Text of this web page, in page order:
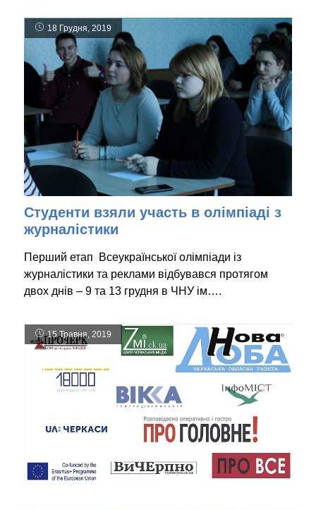
18 Грудня, 2019
Студенти взяли участь в олімпіаді з
журналістики
Перший етап Всеукраїнської олімпіади із
журналістики та реклами відбувався протягом
двох днів – 9 та 13 грудня в ЧНУ ім….
15 Травня, 2019